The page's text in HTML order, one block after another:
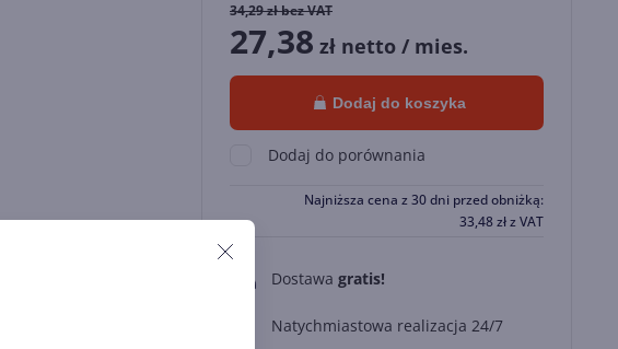
34,29zł bez VAT
27,38 zł netto / mies.
Dodaj do koszyka
Dodaj do porównania
Najniższa cena z 30 dni przed obniżką:
33,48złz VAT
Dostawa gratis!
Natychmiastowa realizacja 24/7